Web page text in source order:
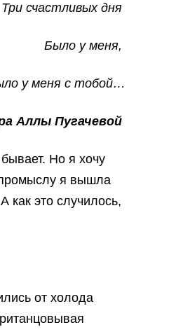
Три счастливых дня
Было у меня,
у меня с тобой…
Аллы Пугачевой
Но я хочу
я вышла
как это случилось,
от холода